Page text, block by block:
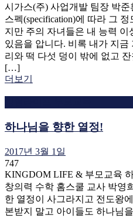
시가스(주) 사업개발 팀장 박
스펙(specification)에 따라 그
지만 주의 자녀들은 내 능력
있음을 압니다. 비록 내가 지
리와 떡 다섯 덩이 밖에 없고
[…]
더보기
하나님을 향한 열정!
2017년 3월 1일
747
KINGDOM LIFE & 부모교육
창의력 수학 홈스쿨 교사 박영
한 열정이 사그라지고 전도왕
본받지 말고 아이들도 하나님